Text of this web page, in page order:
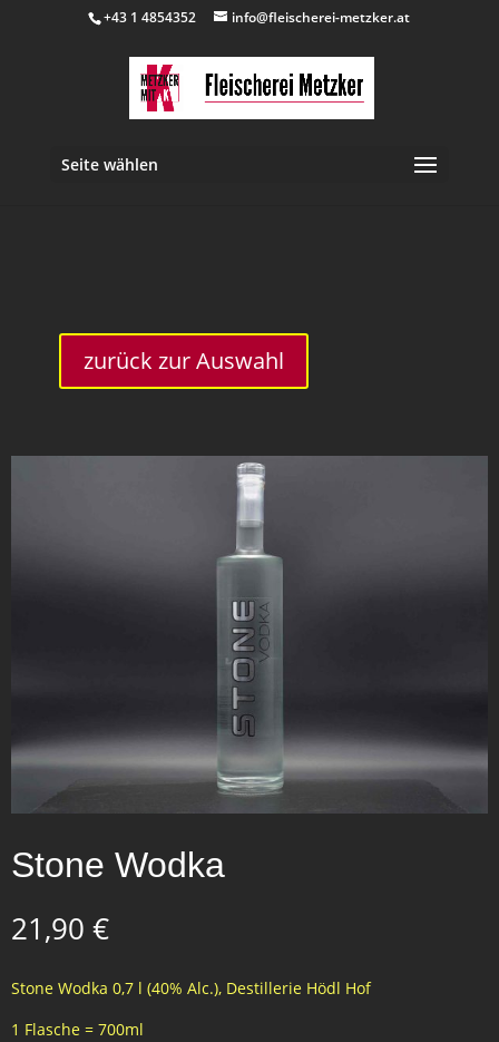
+43 1 4854352 info@fleischerei-metzker.at
Seite wählen
zurück zur Auswahl
Stone Wodka
21,90 €
Stone Wodka 0,7 l (40% Alc.), Destillerie Hödl Hof
1 Flasche = 700ml